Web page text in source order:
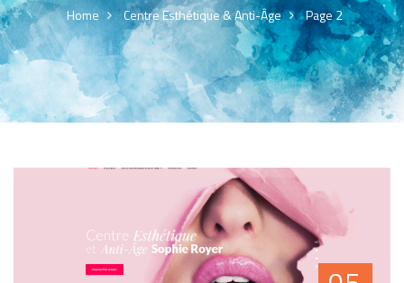
Home Centre Esthétique & Anti-Âge Page 2